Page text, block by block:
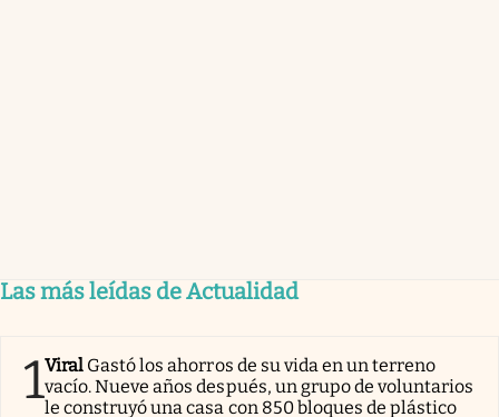
Las más leídas de Actualidad
1Viral Gastó los ahorros de su vida en un terreno
vacío. Nueve años después, un grupo de voluntarios
le construyó una casa con 850 bloques de plástico